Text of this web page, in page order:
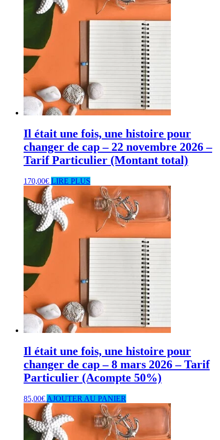
Il était une fois, une histoire pour
changer de cap – 22 novembre 2026 –
Tarif Particulier (Montant total)
170,00€ LIRE PLUS
Il était une fois, une histoire pour
changer de cap – 8 mars 2026 – Tarif
Particulier (Acompte 50%)
85,00€ AJOUTER AU PANIER